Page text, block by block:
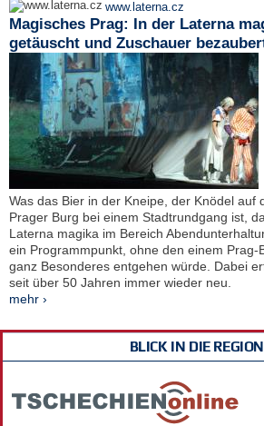
www.laterna.cz
Magisches Prag: In der Laterna
getäuscht und Zuschauer
Was das Bier in der Kneipe, der Knödel auf
Prager Burg bei einem Stadtrundgang ist,
Laterna magika im Bereich
ein Programmpunkt, ohne den einem Prag-
ganz Besonderes entgehen würde. Dabei
seit über 50 Jahren immer wieder neu.
mehr ›
BLICK IN DIE